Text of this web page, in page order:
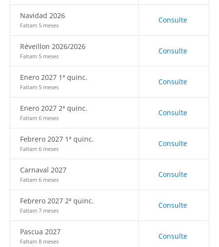
Navidad 2026
Faltam 5 meses
Consulte
Réveillon 2026/2026
Faltam 5 meses
Consulte
Enero 2027 1ª quinc.
Faltam 5 meses
Consulte
Enero 2027 2ª quinc.
Faltam 6 meses
Consulte
Febrero 2027 1ª quinc.
Faltam 6 meses
Consulte
Carnaval 2027
Faltam 6 meses
Consulte
Febrero 2027 2ª quinc.
Faltam 7 meses
Consulte
Pascua 2027
Faltam 8 meses
Consulte